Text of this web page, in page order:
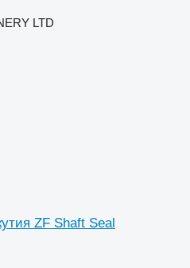
LTD
ZF Shaft Seal